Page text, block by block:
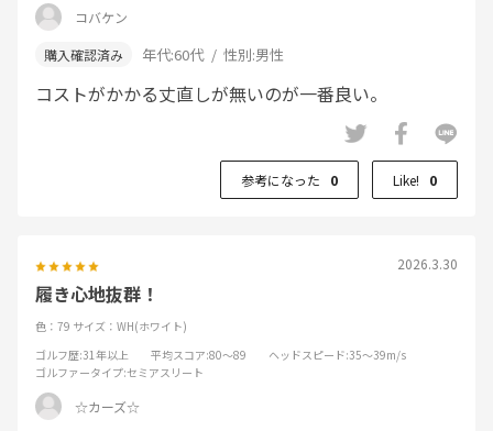
コバケン
年代:60代 性別:男性
コストがかかる丈直しが無いのが一番良い。
参考になった 0 Like! 0
2026.3.30
履き心地抜群！
色：79 サイズ：WH(ホワイト)
ゴルフ歴:31年以上 平均スコア:80～89 ヘッドスピード:35～39m/s
ゴルファータイプ:セミアスリート
☆カーズ☆